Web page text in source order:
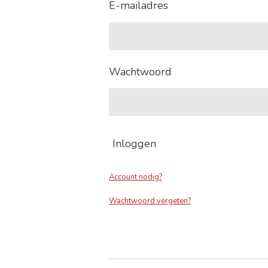
E-mailadres
Wachtwoord
Inloggen
Account nodig?
Wachtwoord vergeten?